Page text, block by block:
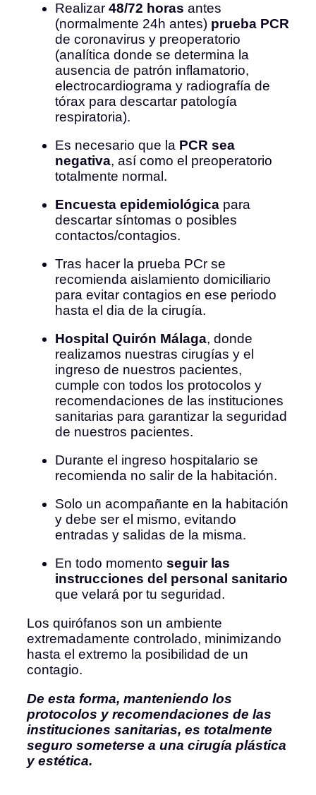
Realizar 48/72 horas antes
(normalmente 24h antes) prueba PCR
de coronavirus y preoperatorio
(analítica donde se determina la
ausencia de patrón inflamatorio,
electrocardiograma y radiografía de
tórax para descartar patología
respiratoria).
Es necesario que la PCR sea
negativa, así como el preoperatorio
totalmente normal.
Encuesta epidemiológica para
descartar síntomas o posibles
contactos/contagios.
Tras hacer la prueba PCr se
recomienda aislamiento domiciliario
para evitar contagios en ese periodo
hasta el dia de la cirugía.
Hospital Quirón Málaga, donde
realizamos nuestras cirugías y el
ingreso de nuestros pacientes,
cumple con todos los protocolos y
recomendaciones de las instituciones
sanitarias para garantizar la seguridad
de nuestros pacientes.
Durante el ingreso hospitalario se
recomienda no salir de la habitación.
Solo un acompañante en la habitación
y debe ser el mismo, evitando
entradas y salidas de la misma.
En todo momento seguir las
instrucciones del personal sanitario
que velará por tu seguridad.
Los quirófanos son un ambiente
extremadamente controlado, minimizando
hasta el extremo la posibilidad de un
contagio.
De esta forma, manteniendo los
protocolos y recomendaciones de las
instituciones sanitarias, es totalmente
seguro someterse a una cirugía plástica
y estética.